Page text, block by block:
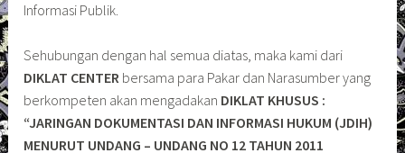
Informasi Publik.
Sehubungan dengan hal semua diatas, maka kami dari
DIKLAT CENTER bersama para Pakar dan Narasumber yang
berkompeten akan mengadakan DIKLAT KHUSUS :
“JARINGAN DOKUMENTASI DAN INFORMASI HUKUM (JDIH)
MENURUT UNDANG – UNDANG NO 12 TAHUN 2011